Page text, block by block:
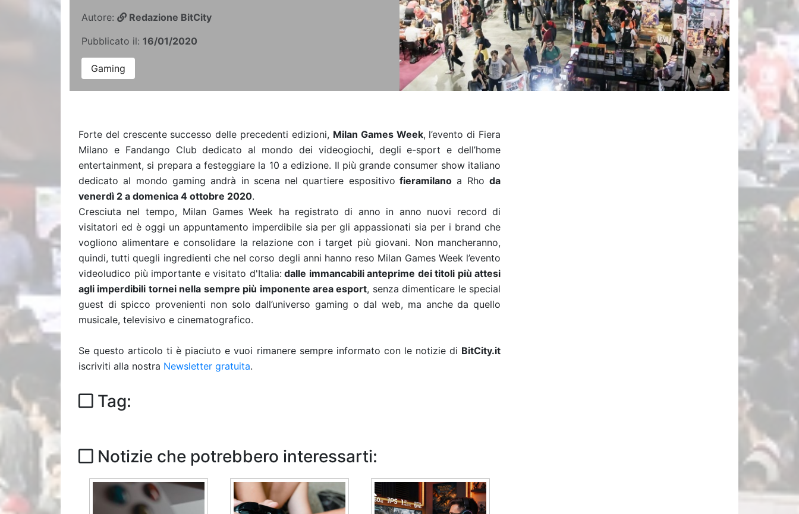
Autore:
Redazione BitCity
Pubblicato il: 16/01/2020
Gaming
Forte del crescente successo delle precedenti edizioni, Milan Games Week, l’evento di Fiera
Milano e Fandango Club dedicato al mondo dei videogiochi, degli e-sport e dell’home
entertainment, si prepara a festeggiare la 10 a edizione. Il più grande consumer show italiano
dedicato al mondo gaming andrà in scena nel quartiere espositivo fieramilano a Rhoda
venerdì 2 a domenica 4 ottobre 2020.
Cresciuta nel tempo, Milan Games Week ha registrato di anno in anno nuovi record di
visitatori ed è oggi un appuntamento imperdibile sia per gli appassionati sia per i brand che
vogliono alimentare e consolidare la relazione con i target più giovani. Non mancheranno,
quindi, tutti quegli ingredienti che nel corso degli anni hanno reso Milan Games Week l’evento
videoludico più importante e visitato d'Italia:dalle immancabili anteprime dei titoli più attesi
agli imperdibili tornei nella sempre più imponente area esport, senza dimenticare le special
guest di spicco provenienti non solo dall’universo gaming o dal web, ma anche da quello
musicale, televisivo e cinematografico.
Se questo articolo ti è piaciuto e vuoi rimanere sempre informato con le notizie di BitCity.it
iscriviti alla nostra Newsletter gratuita.
Tag:
Notizie che potrebbero interessarti: